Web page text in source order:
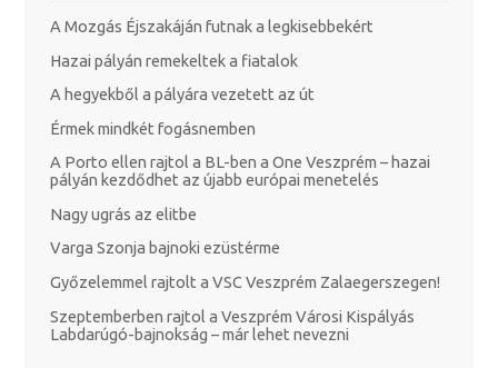
A Mozgás Éjszakáján futnak a legkisebbekért
Hazai pályán remekeltek a fiatalok
A hegyekből a pályára vezetett az út
Érmek mindkét fogásnemben
A Porto ellen rajtol a BL-ben a One Veszprém – hazai
pályán kezdődhet az újabb európai menetelés
Nagy ugrás az elitbe
Varga Szonja bajnoki ezüstérme
Győzelemmel rajtolt a VSC Veszprém Zalaegerszegen!
Szeptemberben rajtol a Veszprém Városi Kispályás
Labdarúgó-bajnokság – már lehet nevezni